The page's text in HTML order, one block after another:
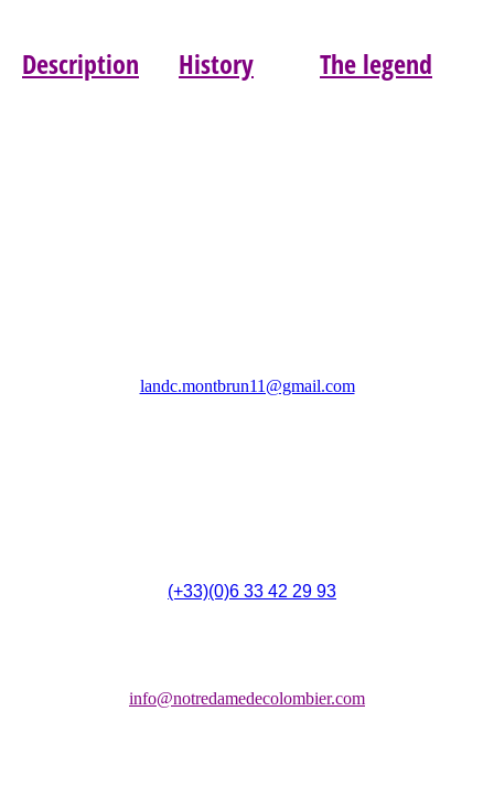
Description History The legend
landc.montbrun11@gmail.com
(+33)(0)6 33 42 29 93
info@notredamedecolombier.com